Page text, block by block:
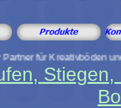
und